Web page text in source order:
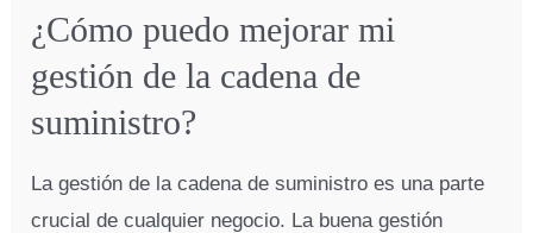
¿Cómo puedo mejorar mi
gestión de la cadena de
suministro?
La gestión de la cadena de suministro es una parte
crucial de cualquier negocio. La buena gestión